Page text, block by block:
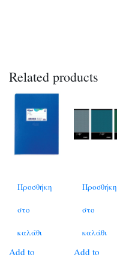
Related products
Προσθήκη
στο
καλάθι
Add to
Προσθήκη
στο
καλάθι
Add to